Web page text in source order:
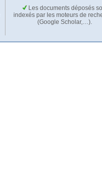
Les documents déposés
indexés par les moteurs de
(Google Scholar,…).